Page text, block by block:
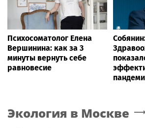
Психосоматолог Елена
Вершинина: как за 3
минуты вернуть себе
равновесие
Экология в Москве